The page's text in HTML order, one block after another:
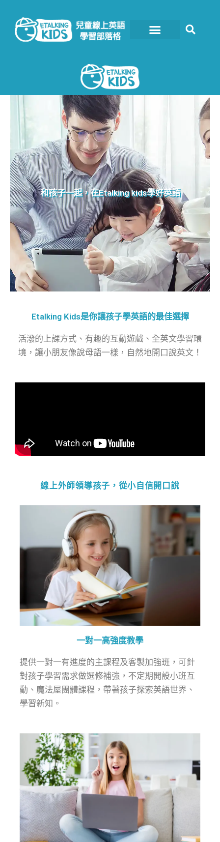
和孩子一起，在Etalking kids學好英語
Etalking Kids是你讓孩子學英語的最佳選擇
活潑的上課方式、有趣的互動遊戲、全英文學習環
境，讓小朋友像說母語一樣，自然地開口說英文！
線上外師領導孩子，從小自信開口說
一對一高強度教學
提供一對一有進度的主課程及客製加強班，可針
對孩子學習需求做選修補強，不定期開設小班互
動、魔法屋團體課程，帶著孩子探索英語世界、
學習新知。